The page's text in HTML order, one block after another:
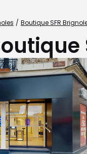
Boutique SFR